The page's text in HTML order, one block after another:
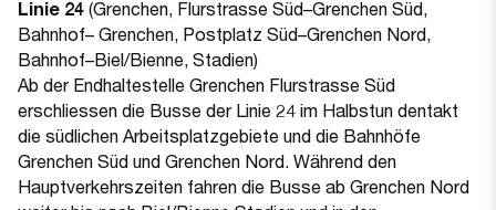
Linie 24 (Grenchen, Flurstrasse Süd–Grenchen Süd,
Bahnhof– Grenchen, Postplatz Süd–Grenchen Nord,
Bahnhof–Biel/Bienne, Stadien)
Ab der Endhaltestelle Grenchen Flurstrasse Süd
erschliessen die Busse der Linie 24 im Halbstun dentakt
die südlichen Arbeitsplatzgebiete und die Bahnhöfe
Grenchen Süd und Grenchen Nord. Während den
Hauptverkehrszeiten fahren die Busse ab Grenchen Nord